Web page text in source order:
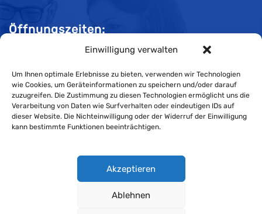
Einwilligung verwalten
Um Ihnen optimale Erlebnisse zu bieten, verwenden wir Technologien
wie Cookies, um Geräteinformationen zu speichern und/oder darauf
zuzugreifen. Die Zustimmung zu diesen Technologien ermöglicht uns die
Verarbeitung von Daten wie Surfverhalten oder eindeutigen IDs auf
dieser Website. Die Nichteinwilligung oder der Widerruf der Einwilligung
kann bestimmte Funktionen beeinträchtigen.
Akzeptieren
Ablehnen
Öffnungszeiten:
Mo-Do 08:00 bis 11:30 und 13:30 bis 16:30 Uhr
Fr 08:00 bis 11:30 und 13:30 bis 16:00 Uhr
Impressum
Cookie-Richtlinie